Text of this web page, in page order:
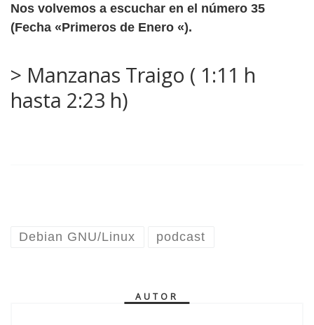
Nos volvemos a escuchar en el número 35
(Fecha «Primeros de Enero «).
> Manzanas Traigo ( 1:11 h
hasta 2:23 h)
Debian GNU/Linux podcast
AUTOR